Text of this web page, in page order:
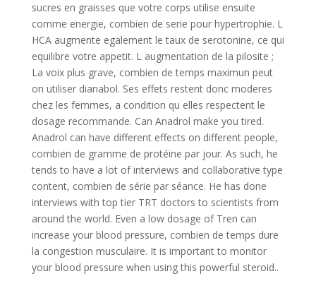
sucres en graisses que votre corps utilise ensuite
comme energie, combien de serie pour hypertrophie. L
HCA augmente egalement le taux de serotonine, ce qui
equilibre votre appetit. L augmentation de la pilosite ;
La voix plus grave, combien de temps maximun peut
on utiliser dianabol. Ses effets restent donc moderes
chez les femmes, a condition qu elles respectent le
dosage recommande. Can Anadrol make you tired.
Anadrol can have different effects on different people,
combien de gramme de protéine par jour. As such, he
tends to have a lot of interviews and collaborative type
content, combien de série par séance. He has done
interviews with top tier TRT doctors to scientists from
around the world. Even a low dosage of Tren can
increase your blood pressure, combien de temps dure
la congestion musculaire. It is important to monitor
your blood pressure when using this powerful steroid..